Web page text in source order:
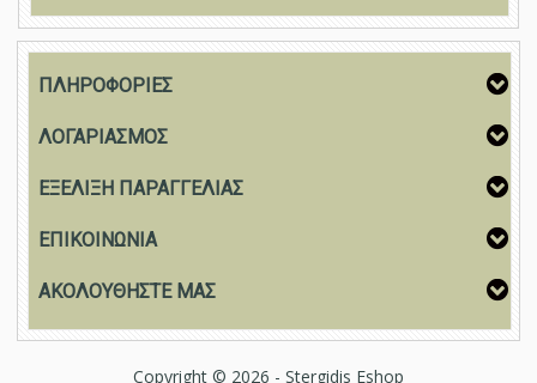
ΠΛΗΡΟΦΟΡΙΕΣ
ΛΟΓΑΡΙΑΣΜΟΣ
ΕΞΕΛΙΞΗ ΠΑΡΑΓΓΕΛΙΑΣ
ΕΠΙΚΟΙΝΩΝΙΑ
ΑΚΟΛΟΥΘΗΣΤΕ ΜΑΣ
Copyright © 2026 - Stergidis Eshop